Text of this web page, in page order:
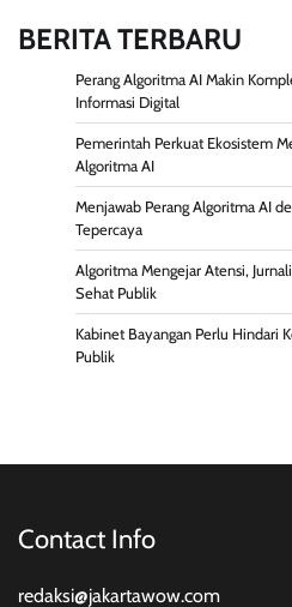
BERITA TERBARU
Perang Algoritma AI Makin
Informasi Digital
Pemerintah Perkuat Ekosistem
Algoritma AI
Menjawab Perang Algoritma AI
Tepercaya
Algoritma Mengejar Atensi,
Sehat Publik
Kabinet Bayangan Perlu Hindari
Publik
Contact Info
redaksi@jakartawow.com